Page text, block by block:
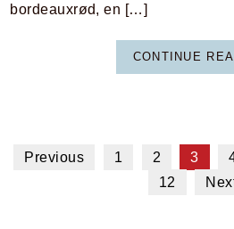
bordeauxrød, en […]
CONTINUE
Previous 1 2 3
12